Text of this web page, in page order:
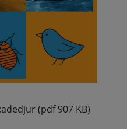
(pdf 907 KB)